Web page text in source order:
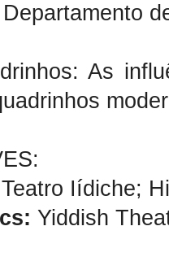
As
Teatro Iídiche;
Yiddish